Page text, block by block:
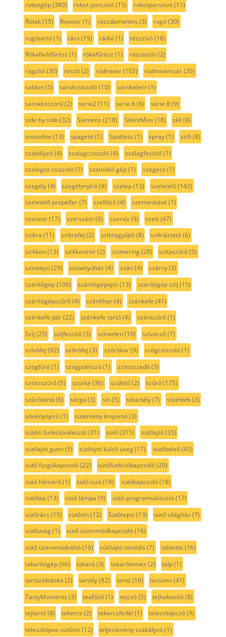
robotgép(380) robot porszívó(15) robotporszívó(11)
Rotak(15) Roxxter(1) rozsdamentes (3) rugó(30)
rugótartó(1) rács (19) rádió(1) résszívó(18)
Rókafarkfűrész (1) rókafűrész (1) rózsaszín(2)
rögzítő(30) röszti (2) rúdmixer(102) rúdmixerszár(20)
sablon(5) sarokcsiszoló(10) sarokelem(1)
sarokköszörű(2) serie2(11) serie 6(6) serie 8(9)
side by side (32) Siemens (218) SilentMixx(18) skil (8)
smoothie (13) spagetti (1) Spotless (1) spray(1) stift(8)
szabályzó(4) szalagcsiszoló(4) szalagfeszítő(1)
szalagos csiszoló(1) szatináló gép(1) szegecs (1)
szegély(4) szegélynyíró(8) szelep(13) szeletelő(142)
szeletelő propeller(7) szellőző(4) szemeskávé (1)
szenzor(17) szerszám(6) szervíz (9) szett(47)
szikra (11) szikrafej (2) szikragyűjtó(8) szikráztató(6)
szilikon(13) szilikonzsír(2) szimering(28) szitaszűrő(5)
szivattyú(29) szivattyúház (4) szán(4) szárny(3)
szárítógép(106) szárítógépajtó(13) szárítógép szíj (15)
szárítógépszűrő(4) szénfilter(4) szénkefe (41)
szénkefe pár(22) szénkefe tartó(4) szénszűrő(1)
Szíj (25) szíjfeszítő(3) színtelen(10) szívócső(7)
szívófej (92) szórófej (3) szórókar(9) szögcsiszoló(1)
szögfúró(1) szögpolírozó(1) szöszszedő(3)
szöszszűrő(5) szürke (36) szűkítő(2) szűrő(175)
szűrőtartó(6) sárga (3) sín(5) sótartály(7) sötétkék(3)
sövénynyíró(1) sütemény kinyomó(3)
sütési funkcióválasztó(31) sütő(315) sütőajtó(35)
sütőajtó gumi (5) sütőajtó külső üveg(17) sütőbelső(45)
sütő forgókapcsoló(22) sütőfunkciókapcsoló(20)
sütő hőmérő(1) sütő izzó(18) sütőkapcsoló(18)
sütőlap(13) sütő lámpa (9) sütő programválasztó(17)
sütőrács (15) sütősín(12) Sütőtepsi (13) sütő világítás (7)
sütőüveg(1) sütő üzemmódkapcsoló(16)
sütő üzemmódváltó(16) sűtőajtó tömítés (7) tabletta (16)
takarítógép(66) takaró(3) takarólemez (2) talp(1)
tartozéktáska (2) tartály(82) tartó(16) tassimo(41)
TastyMoments (3) teafőző(1) tejcső(5) tejhabosító(8)
tejtartó(8) tekercs (2) tekercsfedél (1) teleszkópcső(9)
teleszkópos sütősín(12) teljesítmény szabályzó(1)